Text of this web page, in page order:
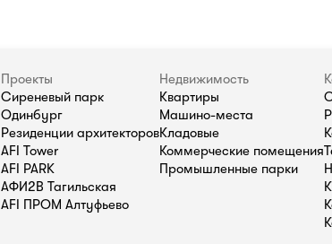
Проекты
Сиреневый парк
Одинбург
Резиденции архитекторов
AFI Tower
AFI PARK
АФИ2В Тагильская
AFI ПРОМ Алтуфьево
Недвижимость
Квартиры
Машино-места
Кладовые
Коммерческие помещения
Промышленные парки